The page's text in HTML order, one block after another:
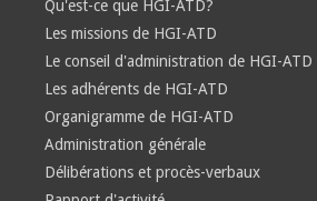
Qu'est-ce que HGI-ATD?
Les missions de HGI-ATD
Le conseil d'administration de HGI-ATD
Les adhérents de HGI-ATD
Organigramme de HGI-ATD
Administration générale
Délibérations et procès-verbaux